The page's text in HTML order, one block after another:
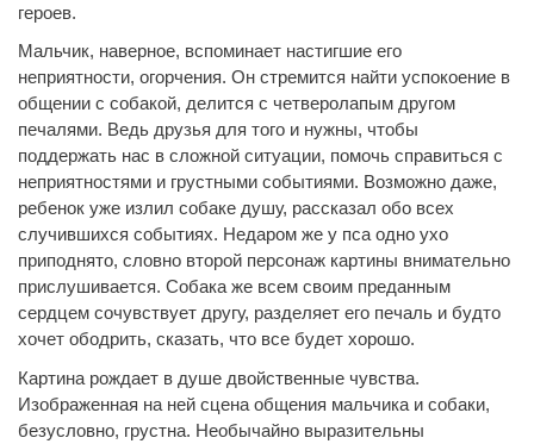
героев.
Мальчик, наверное, вспоминает настигшие его
неприятности, огорчения. Он стремится найти успокоение в
общении с собакой, делится с четверолапым другом
печалями. Ведь друзья для того и нужны, чтобы
поддержать нас в сложной ситуации, помочь справиться с
неприятностями и грустными событиями. Возможно даже,
ребенок уже излил собаке душу, рассказал обо всех
случившихся событиях. Недаром же у пса одно ухо
приподнято, словно второй персонаж картины внимательно
прислушивается. Собака же всем своим преданным
сердцем сочувствует другу, разделяет его печаль и будто
хочет ободрить, сказать, что все будет хорошо.
Картина рождает в душе двойственные чувства.
Изображенная на ней сцена общения мальчика и собаки,
безусловно, грустна. Необычайно выразительны